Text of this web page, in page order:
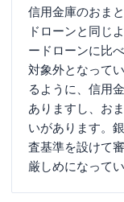
信用金庫のおま
ドローンと同じ
ードローンに比
対象外となって
るように、信用
ありますし、お
いがあります。
査基準を設けて
厳しめになってい